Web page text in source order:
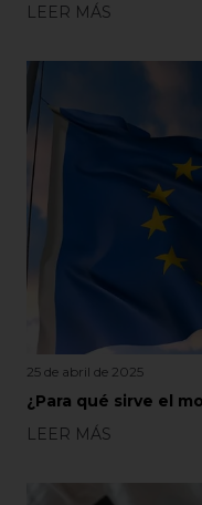
LEER MÁS
25 de abril de 2025
¿Para qué sirve el
LEER MÁS